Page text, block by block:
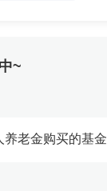
~
养老金购买的基